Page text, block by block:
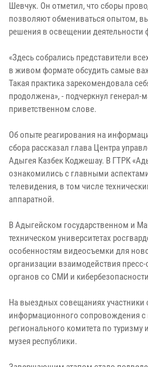
Шевчук. Он отметил, что сборы
позволяют обмениваться опытом,
решения в освещении деятельности
«Здесь собрались представители
в живом формате обсудить самые
Такая практика зарекомендовала
продолжена», - подчеркнул генерал-
приветственном слове.
Об опыте реагирования на
сбора рассказал глава Центра
Адыгея Казбек Коджешау. В ГТРК
ознакомились с главными
телевидения, в том числе
аппаратной.
В Адыгейском государственном и
техническом университетах
особенностям видеосъемки для
организации взаимодействия
органов со СМИ и
На выездных совещаниях участники
информационного сопровождения с
регионального комитета по туризму
музея республики.